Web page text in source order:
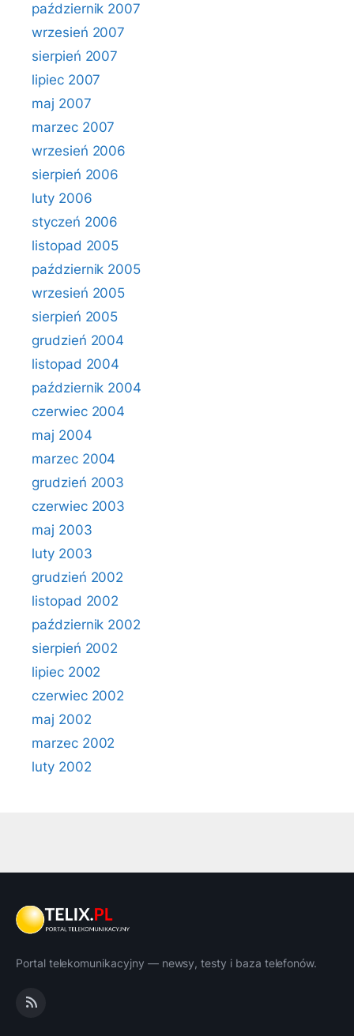
październik 2007
wrzesień 2007
sierpień 2007
lipiec 2007
maj 2007
marzec 2007
wrzesień 2006
sierpień 2006
luty 2006
styczeń 2006
listopad 2005
październik 2005
wrzesień 2005
sierpień 2005
grudzień 2004
listopad 2004
październik 2004
czerwiec 2004
maj 2004
marzec 2004
grudzień 2003
czerwiec 2003
maj 2003
luty 2003
grudzień 2002
listopad 2002
październik 2002
sierpień 2002
lipiec 2002
czerwiec 2002
maj 2002
marzec 2002
luty 2002
Portal telekomunikacyjny — newsy, testy i baza telefonów.